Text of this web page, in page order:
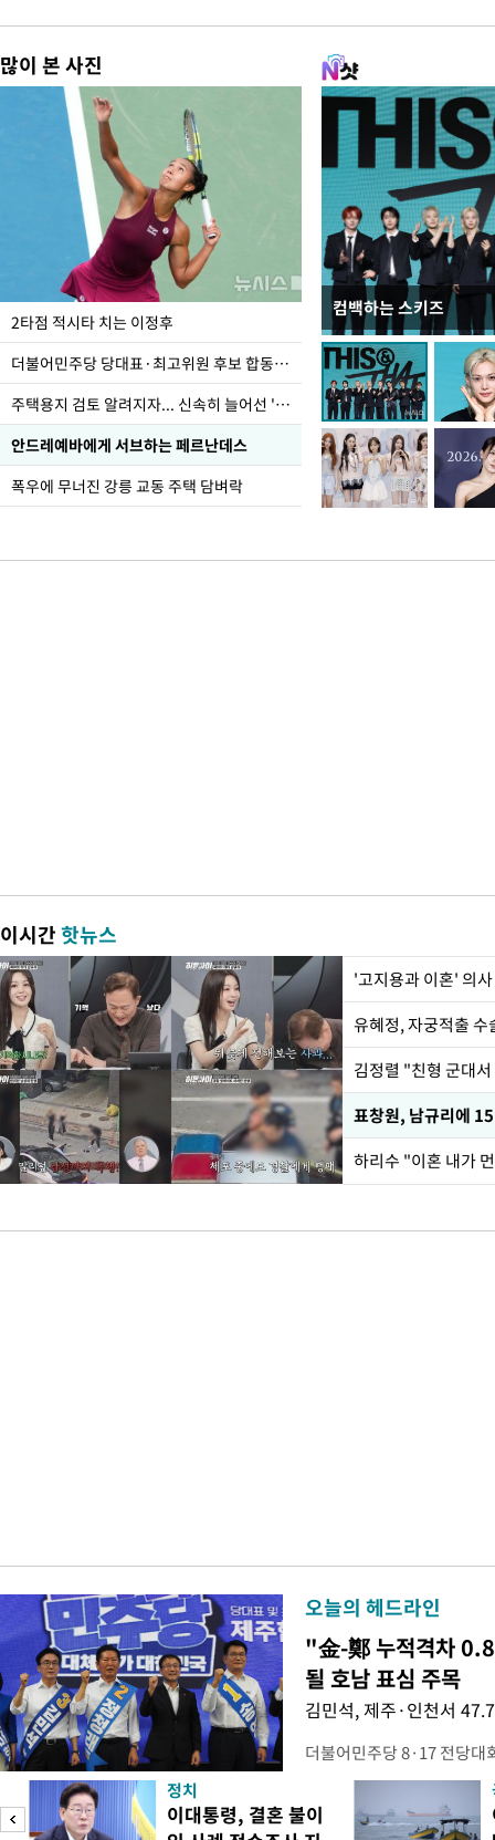
많이 본 사진
2타점 적시타 치는 이정후
더불어민주당 당대표·최고위원 후보 합동연설회
주택용지 검토 알려지자... 신속히 늘어선 '근조화환'
안드레예바에게 서브하는 페르난데스
폭우에 무너진 강릉 교동 주택 담벼락
컴백하는 스키즈
이번주 국회에는 무
이시간핫뉴스
'고지용과 이혼' 의
유혜정, 자궁적출
김정렬 "친형 군대
하리수 "이혼 내가
오늘의 헤드라인
"金-鄭 누적격차
될 호남 표심 주목
김민석, 제주·인천서
더불어민주당 8·17 전당대
보가 8일 제주·인천 지역
다. 앞서 정청래 후보 우세
·울산·경남 경선에서 1승
정치
이대통령, 결혼 불이